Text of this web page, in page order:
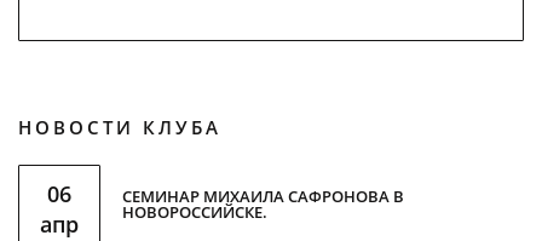
НОВОСТИ КЛУБА
06
апр
СЕМИНАР МИХАИЛА САФРОНОВА В
НОВОРОССИЙСКЕ.